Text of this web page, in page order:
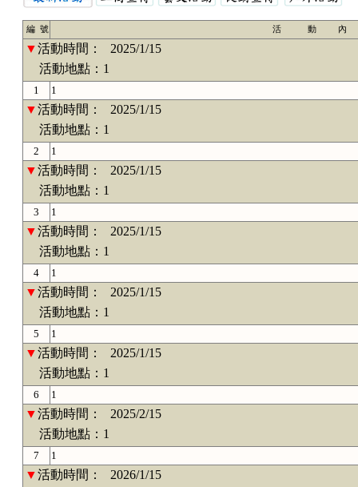
編 號 活 動 內
▼活動時間：
2025/1/15
活動地點：1
1 1
▼活動時間：
2025/1/15
活動地點：1
2 1
▼活動時間：
2025/1/15
活動地點：1
3 1
▼活動時間：
2025/1/15
活動地點：1
4 1
▼活動時間：
2025/1/15
活動地點：1
5 1
▼活動時間：
2025/1/15
活動地點：1
6 1
▼活動時間：
2025/2/15
活動地點：1
7 1
▼活動時間：
2026/1/15